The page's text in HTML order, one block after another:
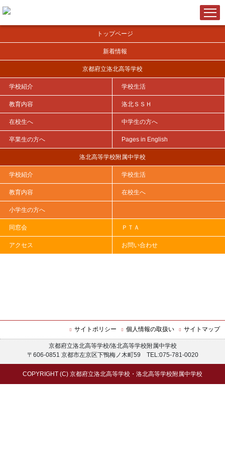
トップページ
新着情報
京都府立洛北高等学校
学校紹介 学校生活
教育内容 洛北ＳＳＨ
在校生へ 中学生の方へ
卒業生の方へ Pages in English
洛北高等学校附属中学校
学校紹介 学校生活
教育内容 在校生へ
小学生の方へ
同窓会 ＰＴＡ
アクセス お問い合わせ
ＨＯＭＥ 研究開発実施報告書 >
令和７年度指定（先導的改革Ⅱ期）
SSH令和７年度指定（先導的改革Ⅱ期）
第１年次報告書
第...」をクリックして下さい。
SSH令和７年度指定（先導的改革Ⅱ期）第１年次報
サイトポリシー 個人情報の取扱い サイトマップ
京都府立洛北高等学校/洛北高等学校附属中学校
〒606-0851 京都市左京区下鴨梅ノ木町59 TEL:075-781-0020
COPYRIGHT (C) 京都府立洛北高等学校・洛北高等学校附属中学校